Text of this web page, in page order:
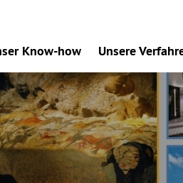
Know-how Unsere